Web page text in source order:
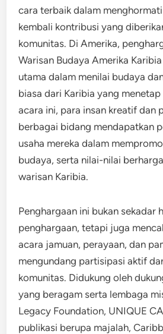
cara terbaik dalam
kembali kontribusi yang
komunitas. Di Amerika,
Warisan Budaya Amerika
utama dalam menilai budaya
biasa dari Karibia yang
acara ini, para insan kreatif dan
berbagai bidang mendapatkan
usaha mereka dalam
budaya, serta nilai-nilai
warisan Karibia.
Penghargaan ini bukan sekadar
penghargaan, tetapi juga
acara jamuan, perayaan, dan
mengundang partisipasi aktif
komunitas. Didukung oleh
yang beragam serta lembaga
Legacy Foundation, UNIQUE
publikasi berupa majalah,